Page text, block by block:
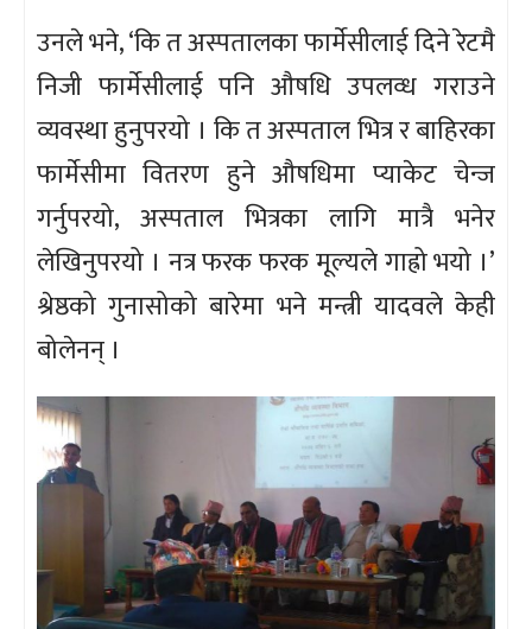
उनले भने, ‘कि त अस्पतालका फार्मेसीलाई दिने रेटमै
निजी फार्मेसीलाई पनि औषधि उपलव्ध गराउने
व्यवस्था हुनुपरयो । कि त अस्पताल भित्र र बाहिरका
फार्मेसीमा वितरण हुने औषधिमा प्याकेट चेन्ज
गर्नुपरयो, अस्पताल भित्रका लागि मात्रै भनेर
लेखिनुपरयो । नत्र फरक फरक मूल्यले गाह्रो भयो ।’
श्रेष्ठको गुनासोको बारेमा भने मन्त्री यादवले केही
बोलेनन् ।